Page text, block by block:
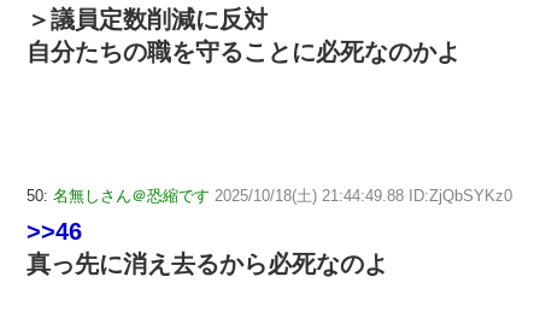
＞議員定数削減に反対
自分たちの職を守ることに必死なのかよ
50: 名無しさん＠恐縮です 2025/10/18(土) 21:44:49.88 ID:ZjQbSYKz0
>>46
真っ先に消え去るから必死なのよ